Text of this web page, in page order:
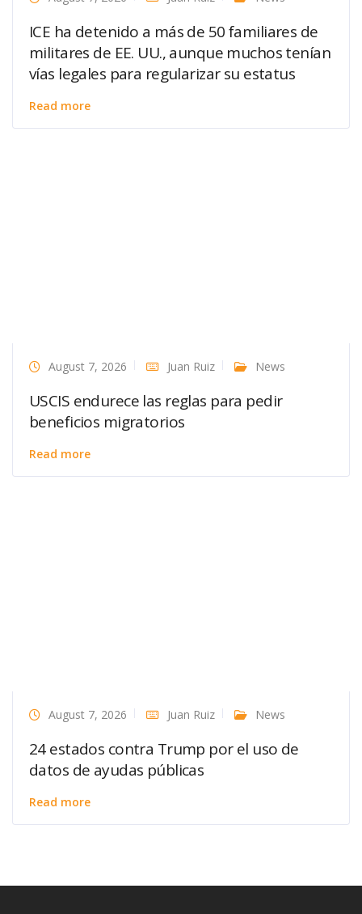
ICE ha detenido a más de 50 familiares de
militares de EE. UU., aunque muchos tenían
vías legales para regularizar su estatus
Read more
August 7, 2026 Juan Ruiz News
USCIS endurece las reglas para pedir
beneficios migratorios
Read more
August 7, 2026 Juan Ruiz News
24 estados contra Trump por el uso de
datos de ayudas públicas
Read more